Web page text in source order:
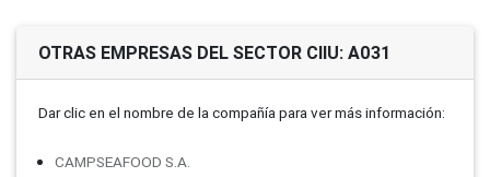
OTRAS EMPRESAS DEL SECTOR CIIU: A031
Dar clic en el nombre de la compañí­a para ver más información:
CAMPSEAFOOD S.A.